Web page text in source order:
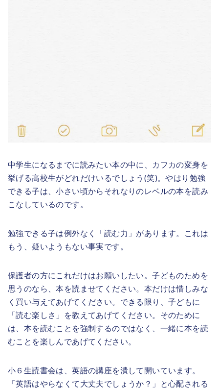
中学生になるまでに読みたい本の中に、カフカの変身を
挙げる高校生がどれだけいるでしょう(笑)。やはり勉強
できる子は、小さい頃からそれなりのレベルの本を読み
こなしているのです。
勉強できる子は例外なく「読む力」があります。これは
もう、疑いようもない事実です。
保護者の方にこれだけはお願いしたい。子どものためを
思うのなら、本を読ませてください。本だけは惜しみな
く買い与えてあげてください。できる限り、子どもに
「読む楽しさ」を教えてあげてください。そのために
は、本を読むことを強制するのではなく、一緒に本を読
むことを楽しんであげてください。
小６生読書会は、英語の講座を潰して開いています。
「英語はやらなくて大丈夫でしょうか？」と心配される